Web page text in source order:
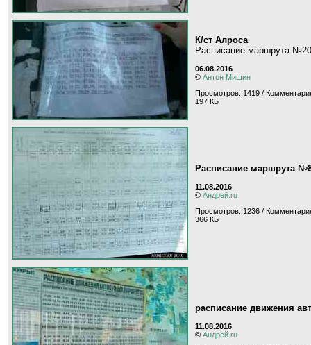
К/ст Алроса
Расписание маршрута №20
06.08.2016
© Антон Мишин
Просмотров: 1419 /
197 КБ
Расписание маршрута
11.08.2016
© Андрей.ru
Просмотров: 1236 /
366 КБ
расписание движения
11.08.2016
© Андрей.ru